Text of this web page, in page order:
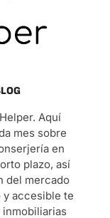
Aquí
mes sobre
en
plazo, así
del mercado
y accesible te